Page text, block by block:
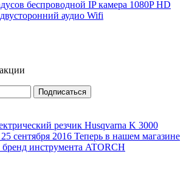
беспроводной IP камера 1080P HD
аудио Wifi
Подписаться
резчик Husqvarna K 3000
25 сентября 2016 Теперь в нашем магазине
инструмента ATORCH